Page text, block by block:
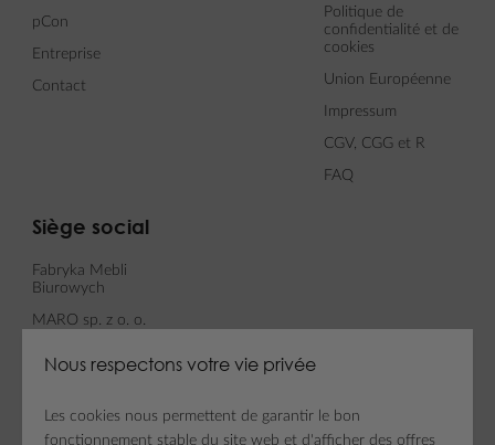
pCon
Entreprise
Contact
Politique de
confidentialité et de
cookies
Union Européenne
Impressum
CGV, CGG et R
FAQ
Siège social
Fabryka Mebli
Biurowych
MARO sp. z o. o.
Nous respectons votre vie privée
Les cookies nous permettent de garantir le bon
fonctionnement stable du site web et d'afficher des offres